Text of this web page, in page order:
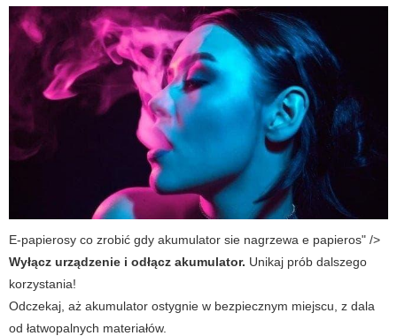
E-papierosy co zrobić gdy akumulator sie nagrzewa e papieros" />
Wyłącz urządzenie i odłącz akumulator. Unikaj prób dalszego
korzystania!
Odczekaj, aż akumulator ostygnie w bezpiecznym miejscu, z dala
od łatwopalnych materiałów.